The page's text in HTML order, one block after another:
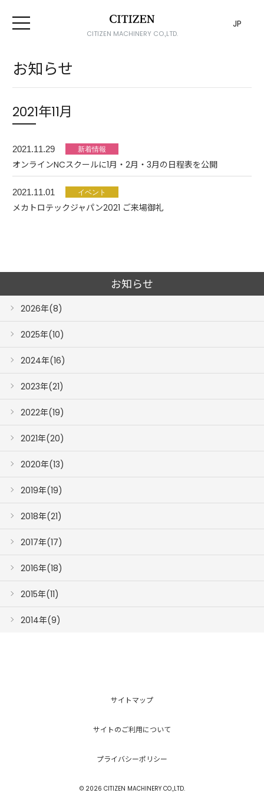
CITIZEN MACHINERY CO.,LTD.
JP
お知らせ
2021年11月
2021.11.29
オンラインNCスクールに1月・2月・3月の日程表を公開
2021.11.01
メカトロテックジャパン2021 ご来場御礼
お知らせ
2026年(8)
2025年(10)
2024年(16)
2023年(21)
2022年(19)
2021年(20)
2020年(13)
2019年(19)
2018年(21)
2017年(17)
2016年(18)
2015年(11)
2014年(9)
サイトマップ
サイトのご利用について
プライバシーポリシー
© 2026 CITIZEN MACHINERY CO.,LTD.